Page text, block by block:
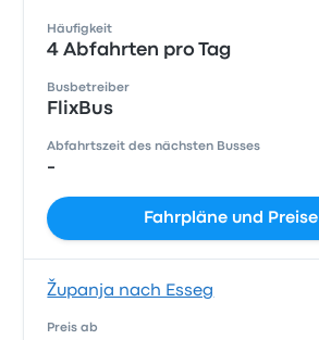
Häufigkeit
4 Abfahrten pro Tag
Busbetreiber
FlixBus
Abfahrtszeit des nächsten Busses
-
Fahrpläne und Preise
Županja nach Esseg
Preis ab